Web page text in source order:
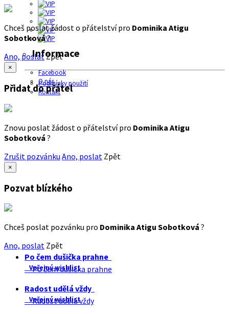
Informace
Facebook
O nás
Podmínky použití
Kontakt
Chceš poslat žádost o přátelství pro Dominika Atigu
Sobotková?
Ano, poslatZpět
×
Přidat do přátel
Znovu poslat žádost o přátelství pro Dominika Atigu
Sobotková ?
Zrušit pozvánku Ano, poslat Zpět
×
Pozvat blízkého
Chceš poslat pozvánku pro Dominika Atigu Sobotková ?
Ano, poslat Zpět
Po čem dušička prahne
Veřejný wishlist
Po čem dušička prahne
Radost udělá vždy
Veřejný wishlist
Radost udělá vždy